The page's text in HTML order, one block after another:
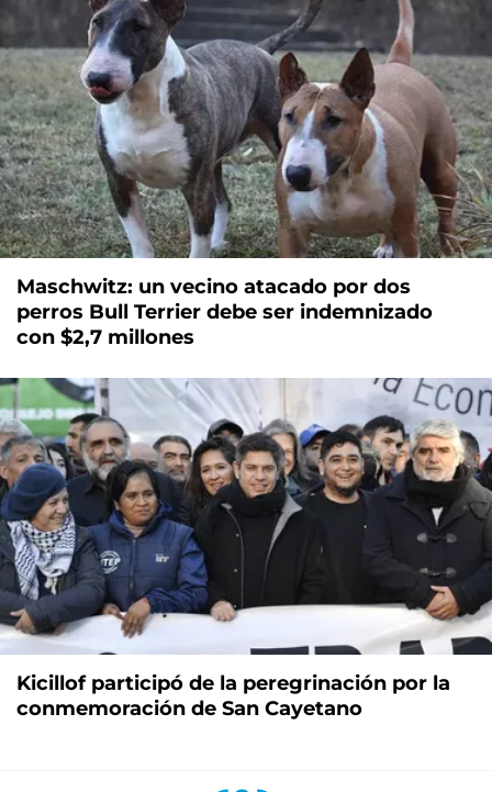
Maschwitz: un vecino atacado por dos
perros Bull Terrier debe ser indemnizado
con $2,7 millones
Kicillof participó de la peregrinación por la
conmemoración de San Cayetano